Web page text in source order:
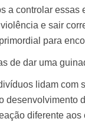
a controlar
e sair
para
de dar uma
lidam com
desenvolvimento
diferente